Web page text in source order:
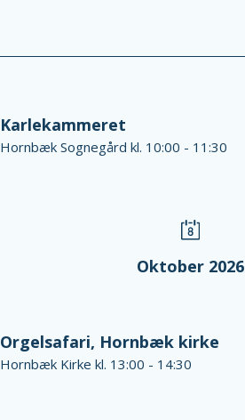
Karlekammeret
Hornbæk Sognegård kl. 10:00 - 11:30
Oktober 2026
Orgelsafari, Hornbæk kirke
Hornbæk Kirke kl. 13:00 - 14:30